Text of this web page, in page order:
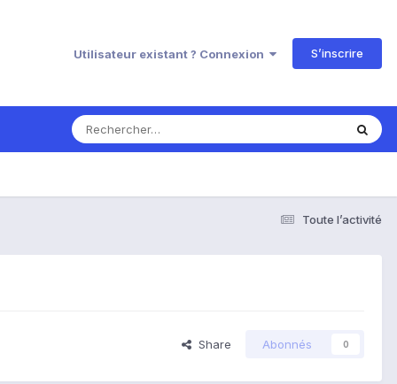
Utilisateur existant ? Connexion S’inscrire
Toute l’activité
Share Abonnés 0